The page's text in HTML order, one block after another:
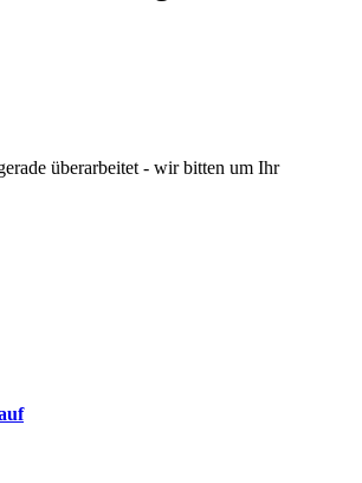
überarbeitet - wir bitten um Ihr